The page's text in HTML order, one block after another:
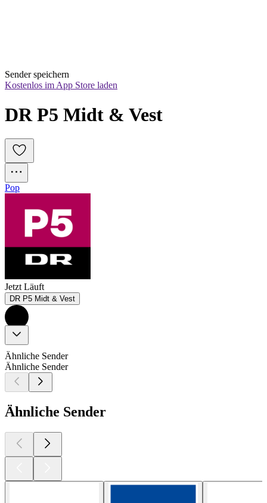
Sender speichern
Kostenlos im App Store laden
DR P5 Midt & Vest
Pop
Jetzt Läuft
DR P5 Midt & Vest
Ähnliche Sender
Ähnliche Sender
Ähnliche Sender